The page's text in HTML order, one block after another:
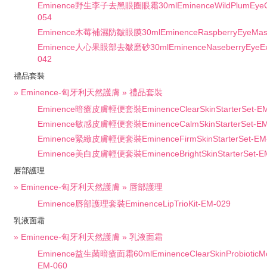
Eminence野生李子去黑眼圈眼霜
054
Eminence木莓補濕防皺眼膜
Eminence人心果眼部去皺磨砂
042
禮品套裝
» Eminence-匈牙利天然護膚 » 禮品套裝
Eminence暗瘡皮膚輕便套裝EminenceClearSkinStarterSet-
Eminence敏感皮膚輕便套裝EminenceCalmSkinStarterSet-
Eminence緊緻皮膚輕便套裝EminenceFirmSkinStarterSet-
Eminence美白皮膚輕便套裝EminenceBrightSkinStarterSet-
唇部護理
» Eminence-匈牙利天然護膚 » 唇部護理
Eminence唇部護理套裝EminenceLipTrioKit-EM-029
乳液面霜
» Eminence-匈牙利天然護膚 » 乳液面霜
Eminence益生菌暗瘡面霜
EM-060